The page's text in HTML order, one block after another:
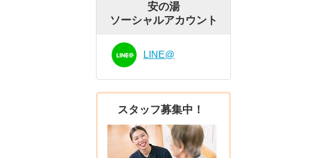
安の湯
ソーシャルアカウント
LINE@
スタッフ募集中！